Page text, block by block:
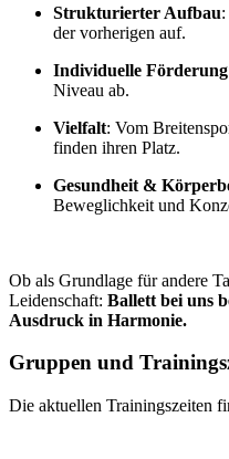
Strukturierter Aufbau
der vorherigen auf.
Individuelle Förderung
Niveau ab.
Vielfalt: Vom
finden ihren Platz.
Gesundheit &
Beweglichkeit und
Ob als Grundlage für andere
Leidenschaft: Ballett bei uns
Ausdruck in Harmonie.
Gruppen und
Die aktuellen Trainingszeiten